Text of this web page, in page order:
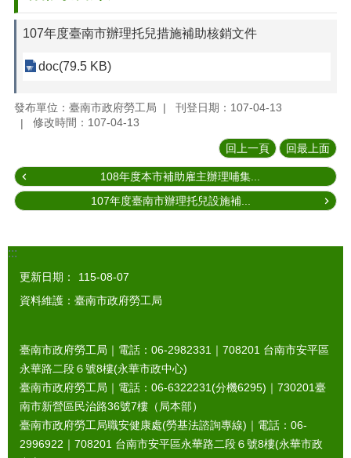
107年度臺南市辦理托兒措施補助核銷文件
doc(79.5 KB)
發布單位：臺南市政府勞工局
刊登日期：107-04-13
修改時間：107-04-13
回上一頁 回最上面
108年度本市補助雇主辦理哺集...
107年度臺南市辦理托兒設施補...
:::
更新日期：
115-08-07
資料維護：臺南市政府勞工局
臺南市政府勞工局｜電話：06-2982331｜ 708201 台南市安平區
永華路二段６號8樓(永華市政中心)
臺南市政府勞工局｜電話：06-6322231(分機6295)｜ 730201臺
南市新營區民治路36號7樓（局本部）
臺南市政府勞工局職安健康處(勞基法諮詢專線)｜電話：06-
2996922｜ 708201 台南市安平區永華路二段６號8樓(永華市政